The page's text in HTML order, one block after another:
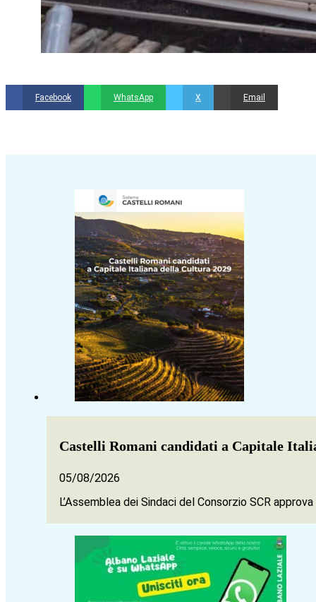
Facebook WhatsApp X Email
Castelli Romani candidati a Capitale
05/08/2026
L’Assemblea dei Sindaci del Consorzio SCR